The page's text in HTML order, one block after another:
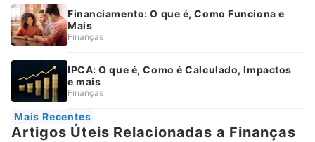
Financiamento: O que é, Como Funciona e
Mais
Finanças
IPCA: O que é, Como é Calculado, Impactos
e mais
Finanças
Mais Recentes
Artigos Úteis Relacionadas a Finanças